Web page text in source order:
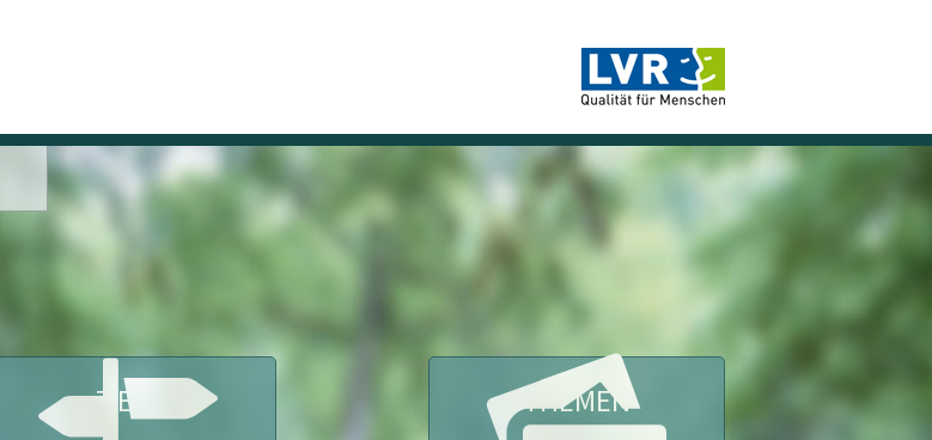
ZIELE THEMEN